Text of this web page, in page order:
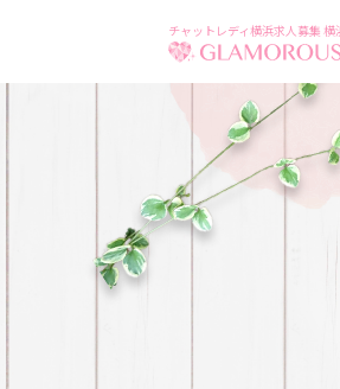
チャットレディ横浜求人募集